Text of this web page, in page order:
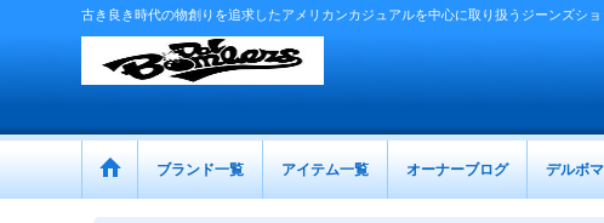
古き良き時代の物創りを追求したアメリカンカジュアルを中心に取り扱うジーンズショ
ブランド一覧 アイテム一覧 オーナーブログ デルボ